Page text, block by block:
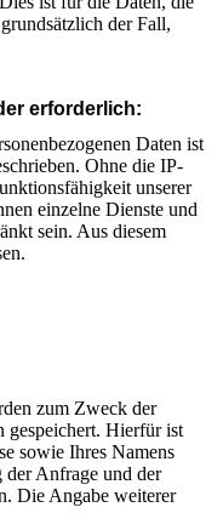
der Fall,
erforderlich:
Daten ist
Ohne die IP-
unserer
einzelne Dienste und
sein. Aus diesem
zum Zweck der
Hierfür ist
sowie Ihres Namens
Anfrage und der
Die Angabe weiterer